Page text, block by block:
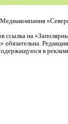
ссылка на
в